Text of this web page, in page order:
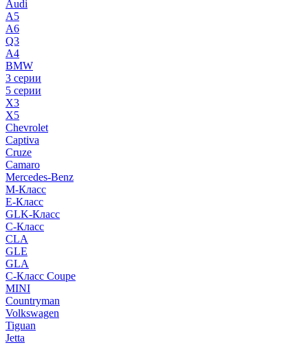
Audi
A5
A6
Q3
A4
BMW
3 серии
5 серии
X3
X5
Chevrolet
Captiva
Cruze
Camaro
Mercedes-Benz
M-Класс
E-Класс
GLK-Класс
C-Класс
CLA
GLE
GLA
C-Класс Coupe
MINI
Countryman
Volkswagen
Tiguan
Jetta